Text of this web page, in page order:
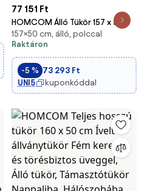
77 151 Ft
HOMCOM Álló Tükör 157 x 50
cm Téglalap Alakú Polccal, 2
Horoggal, Fém Kerettel, Nagy
Tükör, Öltöztető Tükör
Hálószobához, Nappalihoz,
Előtérhez, Feket
157×50 cm, álló, polccal
Raktáron
-5 % 73 293 Ft
UNI5
kuponkóddal